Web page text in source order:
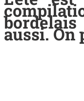
aussi. On